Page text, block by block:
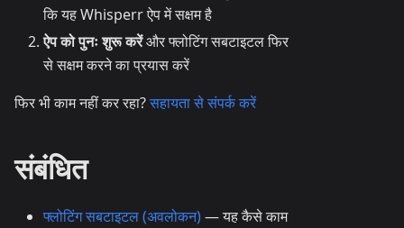
कि यह Whisperr ऐप में सक्षम है
ऐप को पुनः शुरू करेंऔर फ्लोटिंग सबटाइटल फिर
से सक्षम करने का प्रयास करें
फिर भी काम नहीं कर रहा?सहायता से संपर्क करें
संबंधित
फ्लोटिंग सबटाइटल (अवलोकन)— यह कैसे काम